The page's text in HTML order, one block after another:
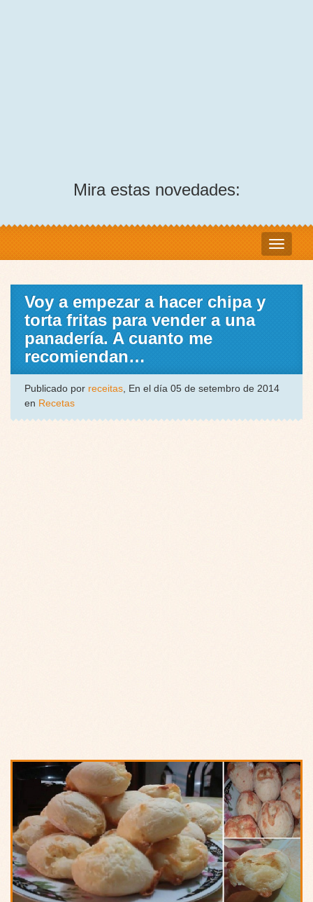
Mira estas novedades:
Voy a empezar a hacer chipa y
torta fritas para vender a una
panadería. A cuanto me
recomiendan…
Publicado por receitas, En el día 05 de setembro de 2014
en Recetas